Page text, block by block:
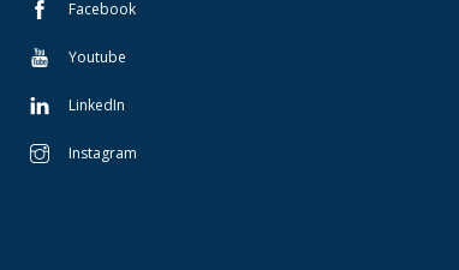
Facebook
Youtube
LinkedIn
Instagram